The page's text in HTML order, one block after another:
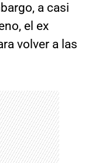
a casi
el ex
volver a las